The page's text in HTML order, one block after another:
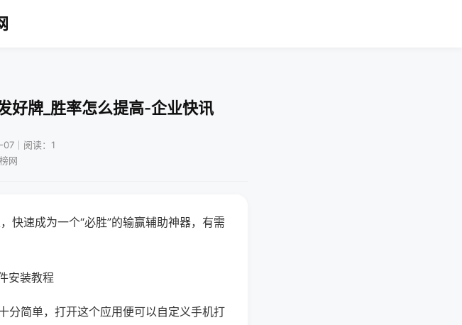
好牌_胜率怎么提高-企业快讯
｜阅读：1
网
快速成为一个“必胜”的输赢辅助神器，有需
安装教程
分简单，打开这个应用便可以自定义手机打